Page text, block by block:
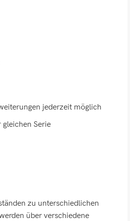
jederzeit möglich
Serie
zu unterschiedlichen
über verschiedene